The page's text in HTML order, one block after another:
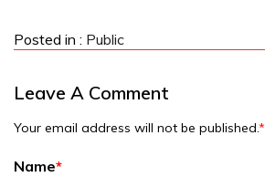
Posted in : Public
Leave A Comment
Your email address will not be published.*
Name*